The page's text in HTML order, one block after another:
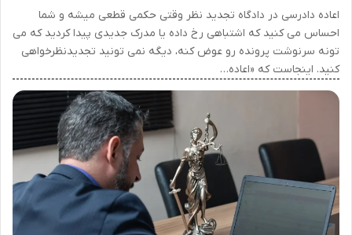
اعاده دادرسی در دادگاه تجدید نظر وقتی حکمی قطعی میشه و شما
احساس می کنید که اشتباهی رخ داده یا مدرک جدیدی پیدا کردید که می
تونه سرنوشت پرونده رو عوض کنه، دیگه نمی تونید تجدیدنظرخواهی
کنید. اینجاست که «اعاده…